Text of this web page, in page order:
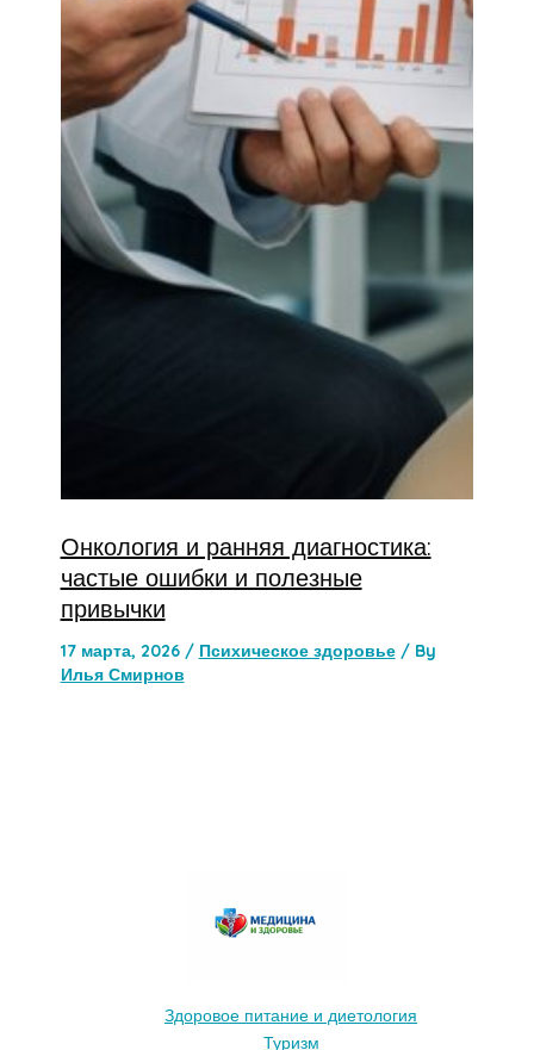
Онкология и ранняя диагностика:
частые ошибки и полезные
привычки
17 марта, 2026 / Психическое здоровье/ By
Илья Смирнов
Здоровое питание и диетология
Туризм